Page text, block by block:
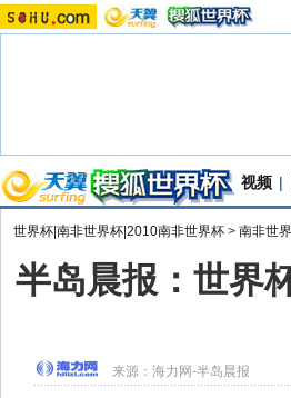
视频 |
世界杯|南非世界杯|2010南非世界杯 > 南非世
半岛晨报：世界
来源：海力网-半岛晨报